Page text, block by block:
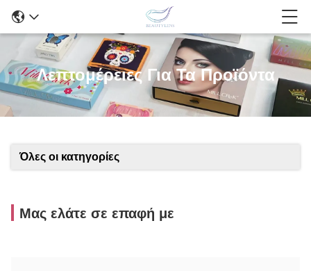
Λεπτομέρειες Για Τα Προϊόντα
Όλες οι κατηγορίες
Μας ελάτε σε επαφή με